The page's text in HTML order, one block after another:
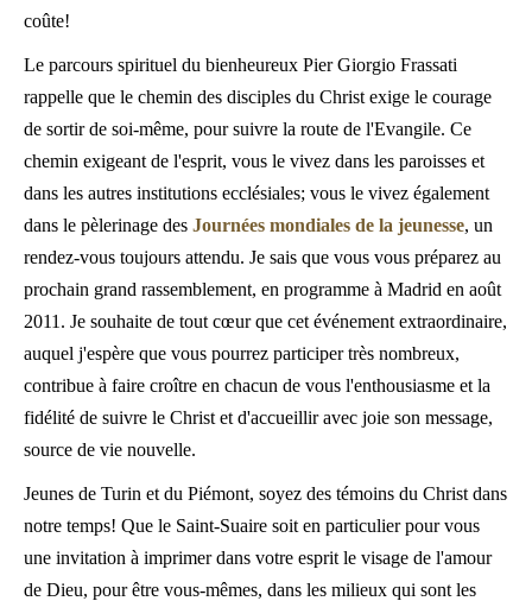
coûte!
Le parcours spirituel du bienheureux Pier Giorgio Frassati
rappelle que le chemin des disciples du Christ exige le courage
de sortir de soi-même, pour suivre la route de l'Evangile. Ce
chemin exigeant de l'esprit, vous le vivez dans les paroisses et
dans les autres institutions ecclésiales; vous le vivez également
dans le pèlerinage des Journées mondiales de la jeunesse, un
rendez-vous toujours attendu. Je sais que vous vous préparez au
prochain grand rassemblement, en programme à Madrid en août
2011. Je souhaite de tout cœur que cet événement extraordinaire,
auquel j'espère que vous pourrez participer très nombreux,
contribue à faire croître en chacun de vous l'enthousiasme et la
fidélité de suivre le Christ et d'accueillir avec joie son message,
source de vie nouvelle.
Jeunes de Turin et du Piémont, soyez des témoins du Christ dans
notre temps! Que le Saint-Suaire soit en particulier pour vous
une invitation à imprimer dans votre esprit le visage de l'amour
de Dieu, pour être vous-mêmes, dans les milieux qui sont les